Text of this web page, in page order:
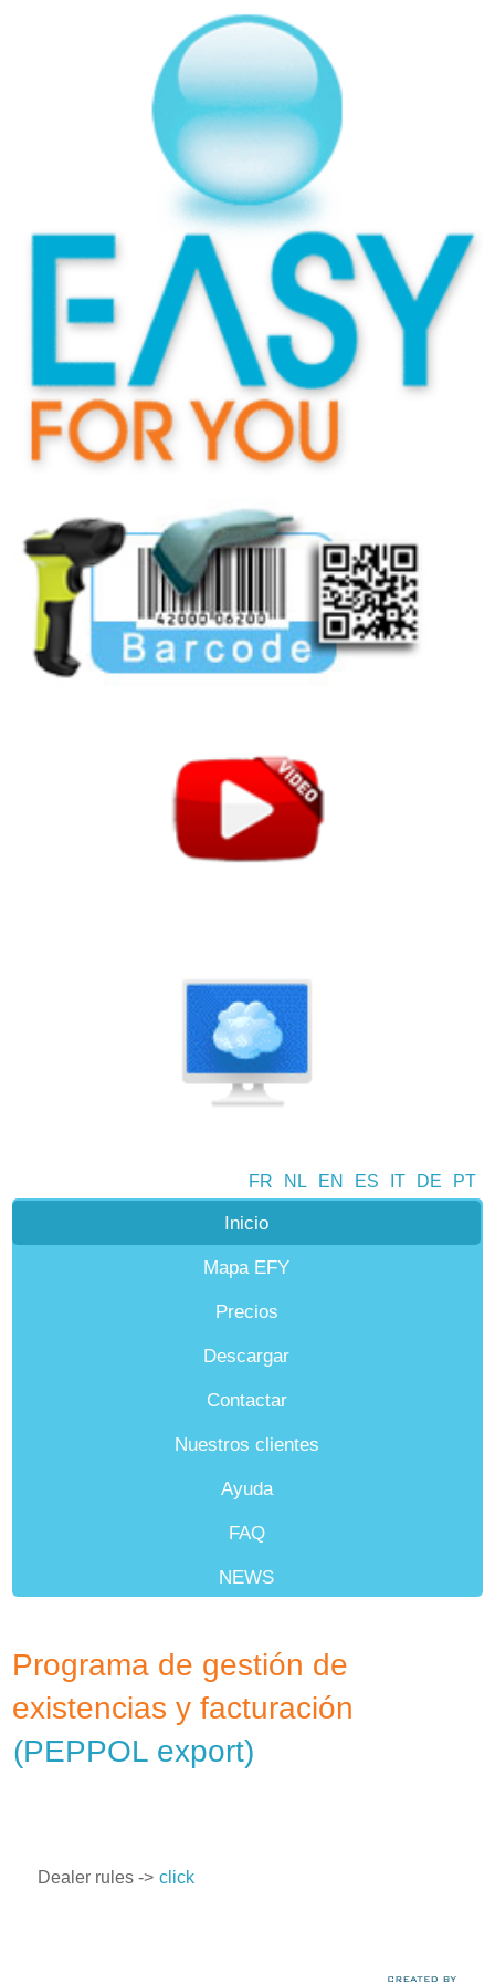
FR NL EN ES IT DE PT
Inicio
Mapa EFY
Precios
Descargar
Contactar
Nuestros clientes
Ayuda
FAQ
NEWS
Programa de gestión de
existencias y facturación
(PEPPOL export)
Dealer rules -> click